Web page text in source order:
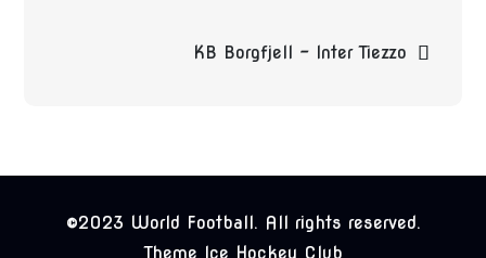
KB Borgfjell – Inter Tiezzo
©2023 World Football. All rights reserved.
Theme Ice Hockey Club